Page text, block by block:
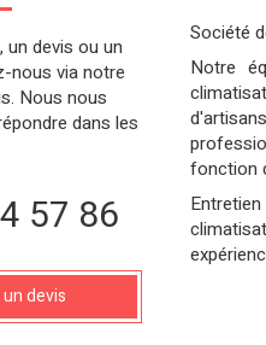
Société
Notre
fonction
un devis ou un
nous via notre
Nous nous
dans les
57 86
devis